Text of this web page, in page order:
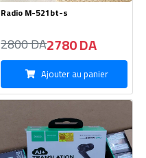
TWS HOCO EQ100-Ai
2800 DA2700 DA
Ajouter au panier